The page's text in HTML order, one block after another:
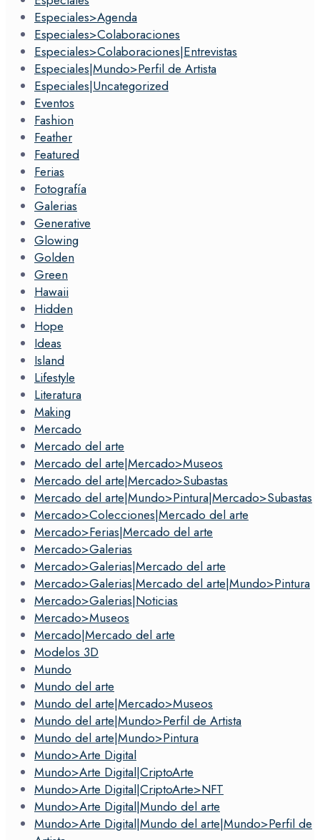
Especiales>Agenda
Especiales>Colaboraciones
Especiales>Colaboraciones|Entrevistas
Especiales|Mundo>Perfil de Artista
Especiales|Uncategorized
Eventos
Fashion
Feather
Featured
Ferias
Fotografía
Galerias
Generative
Glowing
Golden
Green
Hawaii
Hidden
Hope
Ideas
Island
Lifestyle
Literatura
Making
Mercado
Mercado del arte
Mercado del arte|Mercado>Museos
Mercado del arte|Mercado>Subastas
Mercado del arte|Mundo>Pintura|Mercado>Subastas
Mercado>Colecciones|Mercado del arte
Mercado>Ferias|Mercado del arte
Mercado>Galerias
Mercado>Galerias|Mercado del arte
Mercado>Galerias|Mercado del arte|Mundo>Pintura
Mercado>Galerias|Noticias
Mercado>Museos
Mercado|Mercado del arte
Modelos 3D
Mundo
Mundo del arte
Mundo del arte|Mercado>Museos
Mundo del arte|Mundo>Perfil de Artista
Mundo del arte|Mundo>Pintura
Mundo>Arte Digital
Mundo>Arte Digital|CriptoArte
Mundo>Arte Digital|CriptoArte>NFT
Mundo>Arte Digital|Mundo del arte
Mundo>Arte Digital|Mundo del arte|Mundo>Perfil de